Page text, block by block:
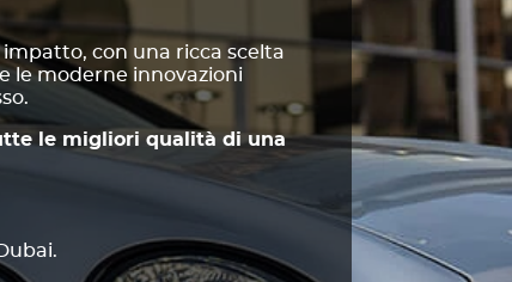
con una ricca scelta
le moderne innovazioni
le migliori qualità di una